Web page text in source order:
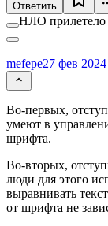
Ответить
НЛО прилетело
mefepe27 фев
Во-первых,
умеют в
шрифта.
Во-вторых,
люди для этого
выравнивать
от шрифта не